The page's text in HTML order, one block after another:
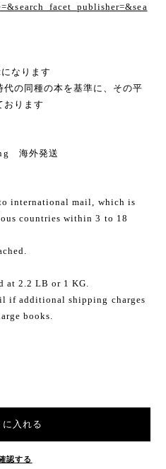
なります
の同種の本を基準に、その平
おります
海外発送
international mail, which is
countries within 3 to 18
at 2.2 LB or 1 KG.
if additional shipping charges
books.
に入れる
認する